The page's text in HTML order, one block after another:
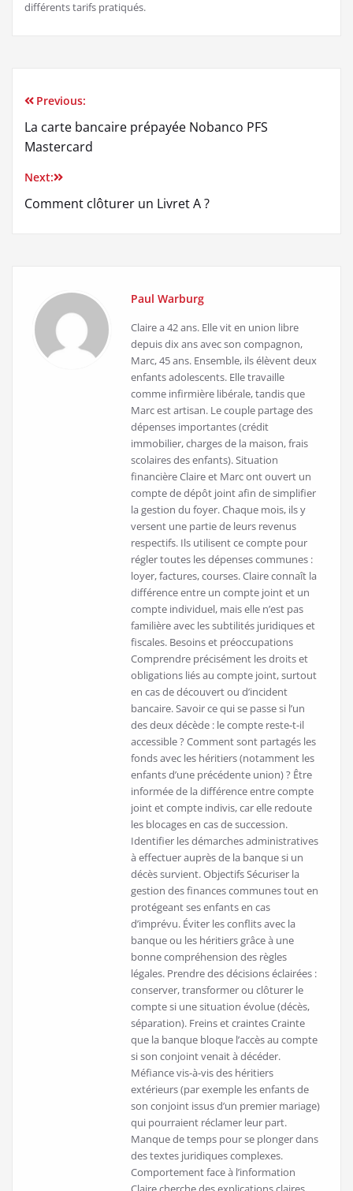
différents tarifs pratiqués.
Navigation
de
l’article
Previous:
La carte bancaire prépayée Nobanco PFS
Mastercard
Next:
Comment clôturer un Livret A ?
Paul Warburg
Claire a 42 ans. Elle vit en union libre
depuis dix ans avec son compagnon,
Marc, 45 ans. Ensemble, ils élèvent deux
enfants adolescents. Elle travaille
comme infirmière libérale, tandis que
Marc est artisan. Le couple partage des
dépenses importantes (crédit
immobilier, charges de la maison, frais
scolaires des enfants). Situation
financière Claire et Marc ont ouvert un
compte de dépôt joint afin de simplifier
la gestion du foyer. Chaque mois, ils y
versent une partie de leurs revenus
respectifs. Ils utilisent ce compte pour
régler toutes les dépenses communes :
loyer, factures, courses. Claire connaît la
différence entre un compte joint et un
compte individuel, mais elle n’est pas
familière avec les subtilités juridiques et
fiscales. Besoins et préoccupations
Comprendre précisément les droits et
obligations liés au compte joint, surtout
en cas de découvert ou d’incident
bancaire. Savoir ce qui se passe si l’un
des deux décède : le compte reste-t-il
accessible ? Comment sont partagés les
fonds avec les héritiers (notamment les
enfants d’une précédente union) ? Être
informée de la différence entre compte
joint et compte indivis, car elle redoute
les blocages en cas de succession.
Identifier les démarches administratives
à effectuer auprès de la banque si un
décès survient. Objectifs Sécuriser la
gestion des finances communes tout en
protégeant ses enfants en cas
d’imprévu. Éviter les conflits avec la
banque ou les héritiers grâce à une
bonne compréhension des règles
légales. Prendre des décisions éclairées :
conserver, transformer ou clôturer le
compte si une situation évolue (décès,
séparation). Freins et craintes Crainte
que la banque bloque l’accès au compte
si son conjoint venait à décéder.
Méfiance vis-à-vis des héritiers
extérieurs (par exemple les enfants de
son conjoint issus d’un premier mariage)
qui pourraient réclamer leur part.
Manque de temps pour se plonger dans
des textes juridiques complexes.
Comportement face à l’information